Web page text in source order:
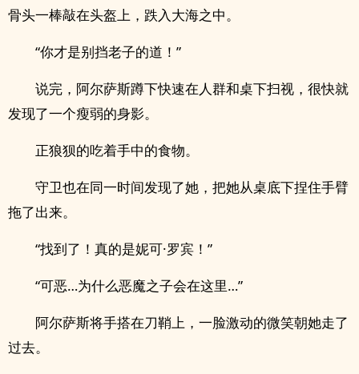
骨头一棒敲在头盔上，跌入大海之中。
“你才是别挡老子的道！”
说完，阿尔萨斯蹲下快速在人群和桌下扫视，很快就
发现了一个瘦弱的身影。
正狼狈的吃着手中的食物。
守卫也在同一时间发现了她，把她从桌底下捏住手臂
拖了出来。
“找到了！真的是妮可·罗宾！”
“可恶…为什么恶魔之子会在这里…”
阿尔萨斯将手搭在刀鞘上，一脸激动的微笑朝她走了
过去。